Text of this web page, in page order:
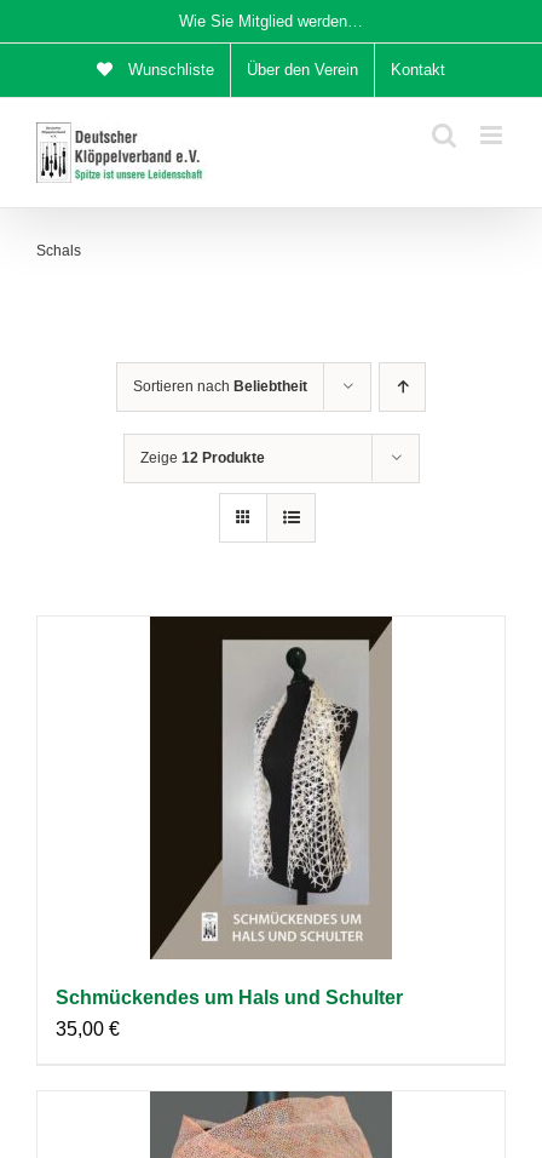
Inhalt
Wie Sie Mitglied werden…
Wunschliste Über den Verein Kontakt
Schals
Sortieren nach Beliebtheit
Zeige 12 Produkte
Schmückendes um Hals und Schulter
35,00 €